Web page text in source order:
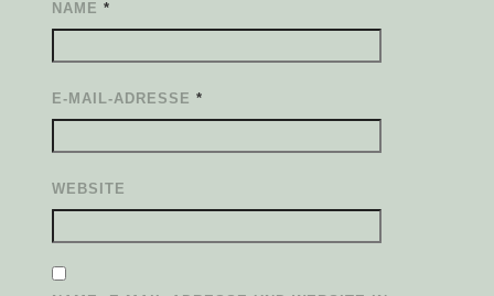
NAME*
E-MAIL-ADRESSE*
WEBSITE